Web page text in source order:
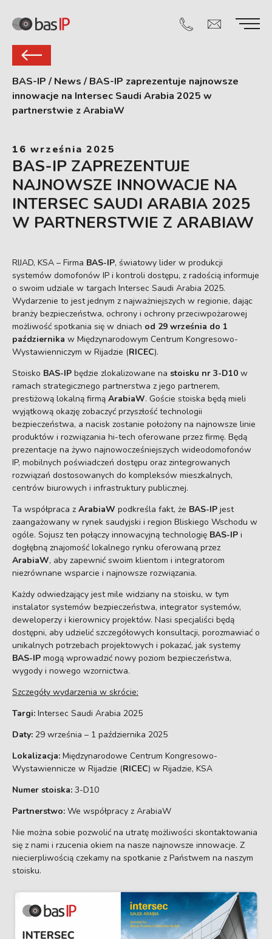
BAS-IP / News / BAS-IP zaprezentuje najnowsze
innowacje na Intersec Saudi Arabia 2025 w
partnerstwie z ArabiaW
16 września 2025
BAS-IP ZAPREZENTUJE
NAJNOWSZE INNOWACJE NA
INTERSEC SAUDI ARABIA 2025
W PARTNERSTWIE Z ARABIAW
RIJAD, KSA – Firma BAS-IP, światowy lider w produkcji
systemów domofonów IP i kontroli dostępu, z radością informuje
o swoim udziale w targach Intersec Saudi Arabia 2025.
Wydarzenie to jest jednym z najważniejszych w regionie, dając
branży bezpieczeństwa, ochrony i ochrony przeciwpożarowej
możliwość spotkania się w dniach od 29 września do 1
października w Międzynarodowym Centrum Kongresowo-
Wystawienniczym w Rijadzie (RICEC).
Stoisko BAS-IP będzie zlokalizowane na stoisku nr 3-D10 w
ramach strategicznego partnerstwa z jego partnerem,
prestiżową lokalną firmą ArabiaW. Goście stoiska będą mieli
wyjątkową okazję zobaczyć przyszłość technologii
bezpieczeństwa, a nacisk zostanie położony na najnowsze linie
produktów i rozwiązania hi-tech oferowane przez firmę. Będą
prezentacje na żywo najnowocześniejszych wideodomofonów
IP, mobilnych poświadczeń dostępu oraz zintegrowanych
rozwiązań dostosowanych do kompleksów mieszkalnych,
centrów biurowych i infrastruktury publicznej.
Ta współpraca z ArabiaW podkreśla fakt, że BAS-IP jest
zaangażowany w rynek saudyjski i region Bliskiego Wschodu w
ogóle. Sojusz ten połączy innowacyjną technologię BAS-IP i
dogłębną znajomość lokalnego rynku oferowaną przez
ArabiaW, aby zapewnić swoim klientom i integratorom
niezrównane wsparcie i najnowsze rozwiązania.
Każdy odwiedzający jest mile widziany na stoisku, w tym
instalator systemów bezpieczeństwa, integrator systemów,
deweloperzy i kierownicy projektów. Nasi specjaliści będą
dostępni, aby udzielić szczegółowych konsultacji, porozmawiać o
unikalnych potrzebach projektowych i pokazać, jak systemy
BAS-IP mogą wprowadzić nowy poziom bezpieczeństwa,
wygody i nowego wzornictwa.
Szczegóły wydarzenia w skrócie:
Targi: Intersec Saudi Arabia 2025
Daty: 29 września – 1 października 2025
Lokalizacja: Międzynarodowe Centrum Kongresowo-
Wystawiennicze w Rijadzie (RICEC) w Rijadzie, KSA
Numer stoiska: 3-D10
Partnerstwo: We współpracy z ArabiaW
Nie można sobie pozwolić na utratę możliwości skontaktowania
się z nami i rzucenia okiem na nasze najnowsze innowacje. Z
niecierpliwością czekamy na spotkanie z Państwem na naszym
stoisku.